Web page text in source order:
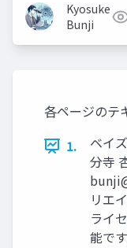
Kyosuke
Bunji
各ページのテ
1.
ベイ
分寺
リエ
ライ
能です